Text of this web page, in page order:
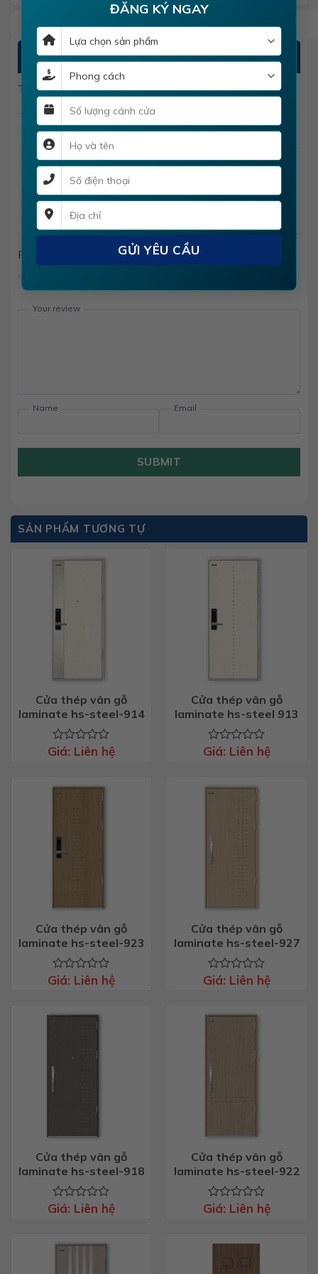
ĐĂNG KÝ NGAY
ĐÁNH GIÁ
There are no reviews yet
Add a review
Cửa thép vân gỗ hs-steel 524
Rating
Your review
Name Email
SUBMIT
SẢN PHẨM TƯƠNG TỰ
Cửa thép vân gỗ
laminate hs-steel-914
Được
0
5
Giá: Liên hệ
Cửa thép vân gỗ
laminate hs-steel 913
Được
0
5
Giá: Liên hệ
Cửa thép vân gỗ
laminate hs-steel-923
Được
0
Giá: Liên hệ
Cửa thép vân gỗ
laminate hs-steel-927
Được
0
5
Giá: Liên hệ
Cửa thép vân gỗ
laminate hs-steel-918
Được
0
Giá: Liên hệ
Cửa thép vân gỗ
laminate hs-steel-922
Được
0
Giá: Liên hệ